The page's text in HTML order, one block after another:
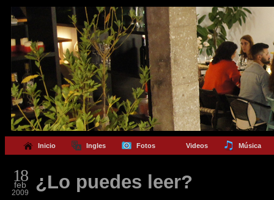
Inicio Ingles Fotos Videos Música
18
feb
2009 ¿Lo puedes leer?